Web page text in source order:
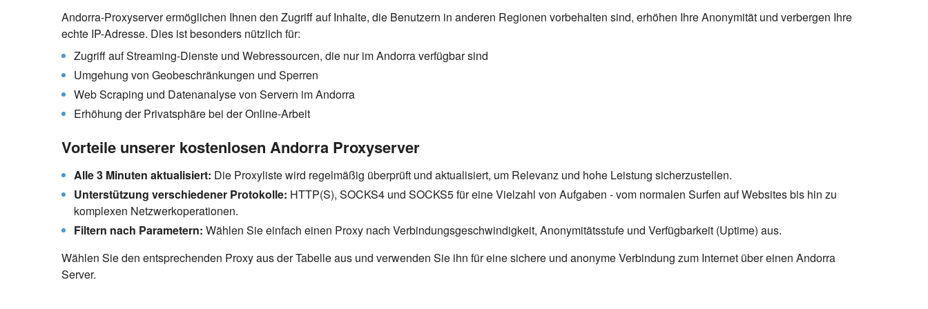
Andorra-Proxyserver ermöglichen Ihnen den Zugriff auf Inhalte, die Benutzern in anderen Regionen vorbehalten sind, erhöhen Ihre Anonymität und verbergen Ihre
echte IP-Adresse. Dies ist besonders nützlich für:
Zugriff auf Streaming-Dienste und Webressourcen, die nur im Andorra verfügbar sind
Umgehung von Geobeschränkungen und Sperren
Web Scraping und Datenanalyse von Servern im Andorra
Erhöhung der Privatsphäre bei der Online-Arbeit
Vorteile unserer kostenlosen Andorra Proxyserver
Alle 3 Minuten aktualisiert: Die Proxyliste wird regelmäßig überprüft und aktualisiert, um Relevanz und hohe Leistung sicherzustellen.
Unterstützung verschiedener Protokolle: HTTP(S), SOCKS4 und SOCKS5 für eine Vielzahl von Aufgaben - vom normalen Surfen auf Websites bis hin zu
komplexen Netzwerkoperationen.
Filtern nach Parametern: Wählen Sie einfach einen Proxy nach Verbindungsgeschwindigkeit, Anonymitätsstufe und Verfügbarkeit (Uptime) aus.
Wählen Sie den entsprechenden Proxy aus der Tabelle aus und verwenden Sie ihn für eine sichere und anonyme Verbindung zum Internet über einen Andorra
Server.